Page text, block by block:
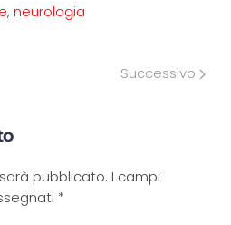
, neurologia
Successivo
pubblicato. I campi
*